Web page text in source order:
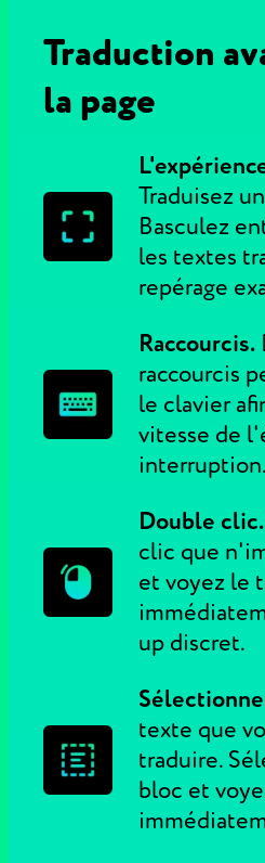
Traduction
la page
Traduisez
Basculez
les textes
repérage
Raccourcis.
raccourcis
le clavier
vitesse de
interruption.
Double clic.
clic que
et voyez le
up discret.
texte que
traduire.
bloc et